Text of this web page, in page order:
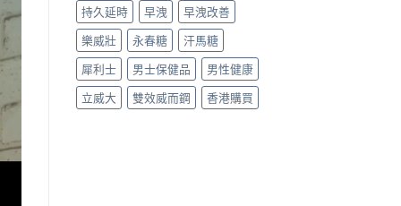
持久延時
早洩
早洩改善
樂威壯
永春糖
汗馬糖
犀利士
男士保健品
男性健康
立威大
雙效威而鋼 香港購買